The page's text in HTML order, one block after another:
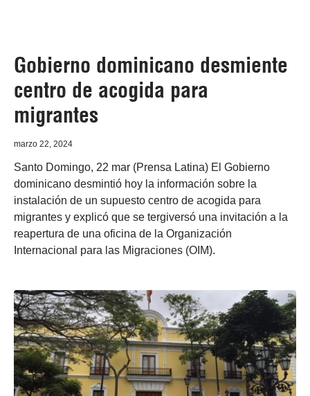
Gobierno dominicano desmiente
centro de acogida para
migrantes
marzo 22, 2024
Santo Domingo, 22 mar (Prensa Latina) El Gobierno
dominicano desmintió hoy la información sobre la
instalación de un supuesto centro de acogida para
migrantes y explicó que se tergiversó una invitación a la
reapertura de una oficina de la Organización
Internacional para las Migraciones (OIM).